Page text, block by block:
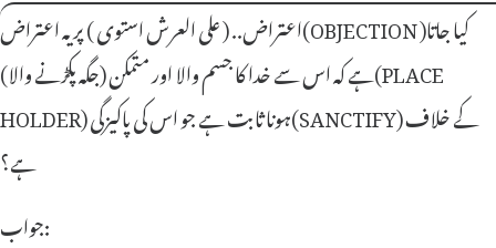
اعتراض.. ( على العرش استوى ) پر یہ اعتراض(OBJECTION )کیا جاتا
ہے کہ اس سے خدا کا جسم والا اور متمکن (جگہ پکڑنے والا)(PLACE
HOLDER) ہونا ثابت ہے جو اس کی پاکیزگی(SANCTIFY) کے خلاف
ہے؟
جواب: